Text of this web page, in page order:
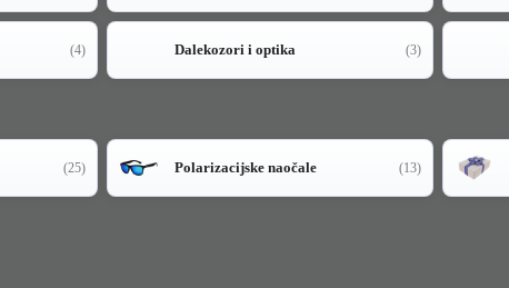
(4) Dalekozori i optika (3)
(25) Polarizacijske naočale (13)